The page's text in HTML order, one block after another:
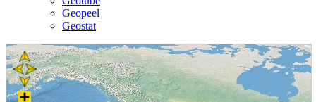
Geopeel
Geostat